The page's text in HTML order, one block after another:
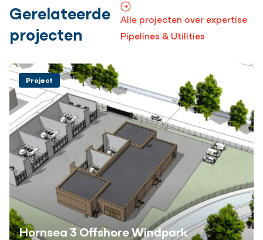
Gerelateerde
projecten
Alle projecten over expertise
Pipelines & Utilities
Hornsea 3 Offshore Windpark
Project